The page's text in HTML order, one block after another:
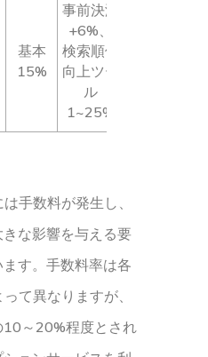
基本
15%
事前決済
+6%、
検索順位
向上ツー
ル
1~25%
手数料が発生し、
な影響を与える要
す。手数料率は各
て異なりますが、
～20%程度とされ